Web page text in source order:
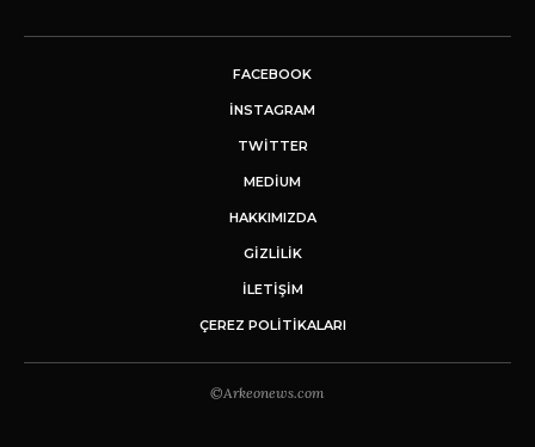
FACEBOOK
INSTAGRAM
TWITTER
MEDIUM
HAKKIMIZDA
GİZLİLİK
İLETIŞIM
ÇEREZ POLITIKALARI
©Arkeonews.com